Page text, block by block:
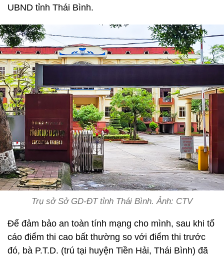
UBND tỉnh Thái Bình.
Trụ sở Sở GD-ĐT tỉnh Thái Bình. Ảnh: CTV
Để đảm bảo an toàn tính mạng cho mình, sau khi tố
cáo điểm thi cao bất thường so với điểm thi trước
đó, bà P.T.D. (trú tại huyện Tiền Hải, Thái Bình) đã